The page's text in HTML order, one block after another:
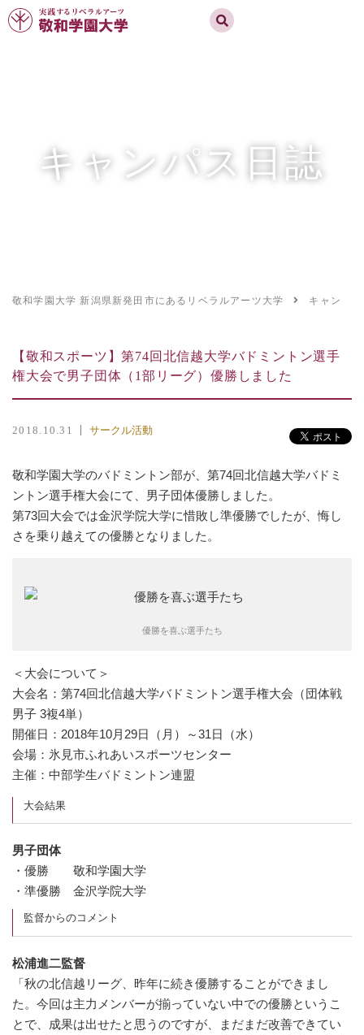
実践するリベラルアーツ 敬和学園大学
キャンパス日誌
敬和学園大学 新潟県新発田市にあるリベラルアーツ大学 キャンパ
【敬和スポーツ】第74回北信越大学バドミントン選手
権大会で男子団体（1部リーグ）優勝しました
2018.10.31 サークル活動
敬和学園大学のバドミントン部が、第74回北信越大学バドミ
ントン選手権大会にて、男子団体優勝しました。
第73回大会では金沢学院大学に惜敗し準優勝でしたが、悔し
さを乗り越えての優勝となりました。
優勝を喜ぶ選手たち
＜大会について＞
大会名：第74回北信越大学バドミントン選手権大会（団体戦
男子 3複4単）
開催日：2018年10月29日（月）～31日（水）
会場：氷見市ふれあいスポーツセンター
主催：中部学生バドミントン連盟
大会結果
男子団体
・優勝 敬和学園大学
・準優勝 金沢学院大学
監督からのコメント
松浦進二監督
「秋の北信越リーグ、昨年に続き優勝することができまし
た。今回は主力メンバーが揃っていない中での優勝というこ
とで、成果は出せたと思うのですが、まだまだ改善できてい